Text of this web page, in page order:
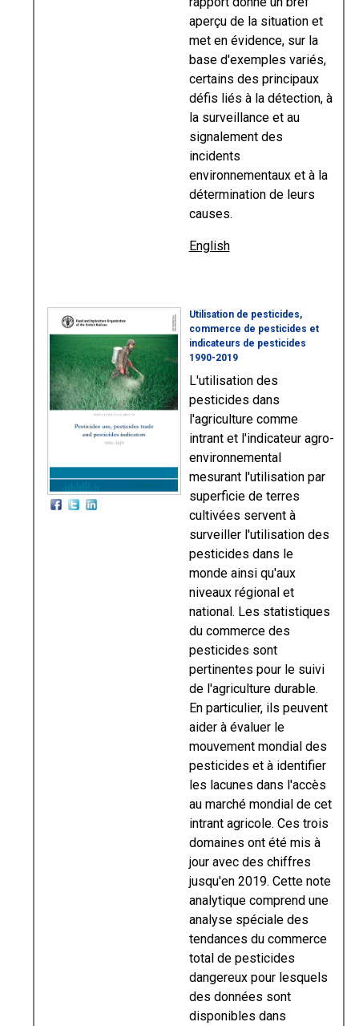
aperçu de la situation et
met en évidence, sur la
base d'exemples variés,
certains des principaux
défis liés à la détection, à
la surveillance et au
signalement des
incidents
environnementaux et à la
détermination de leurs
causes.
English
Utilisation de pesticides,
commerce de pesticides et
indicateurs de pesticides
1990-2019
L'utilisation des
pesticides dans
l'agriculture comme
intrant et l'indicateur agro-
environnemental
mesurant l'utilisation par
superficie de terres
cultivées servent à
surveiller l'utilisation des
pesticides dans le
monde ainsi qu'aux
niveaux régional et
national. Les statistiques
du commerce des
pesticides sont
pertinentes pour le suivi
de l'agriculture durable.
En particulier, ils peuvent
aider à évaluer le
mouvement mondial des
pesticides et à identifier
les lacunes dans l'accès
au marché mondial de cet
intrant agricole. Ces trois
domaines ont été mis à
jour avec des chiffres
jusqu'en 2019. Cette note
analytique comprend une
analyse spéciale des
tendances du commerce
total de pesticides
dangereux pour lesquels
des données sont
disponibles dans